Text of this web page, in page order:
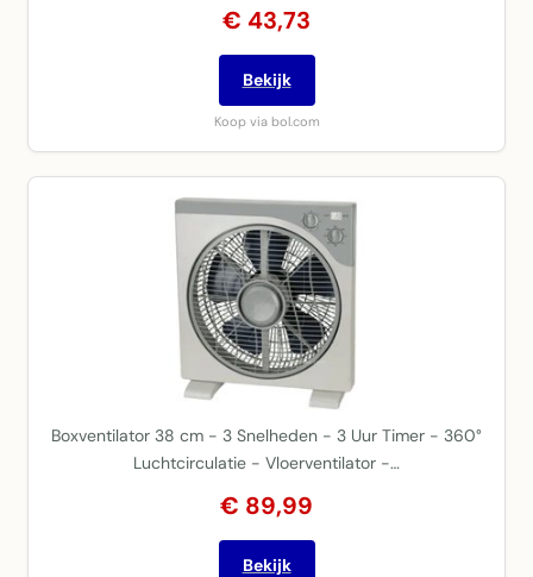
€ 43,73
Bekijk
Koop via bol.com
Boxventilator 38 cm - 3 Snelheden - 3 Uur Timer - 360°
Luchtcirculatie - Vloerventilator -…
€ 89,99
Bekijk